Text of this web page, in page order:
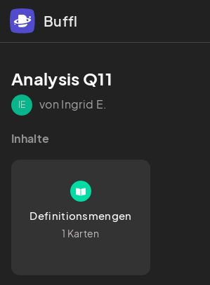
Buffl
Analysis Q11
IE von Ingrid E.
Inhalte
Definitionsmengen
1 Karten